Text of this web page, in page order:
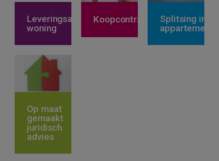
Leveringsakte
woning
Koopcontract
Splitsing in
Op maat
gemaakt
juridisch
advies